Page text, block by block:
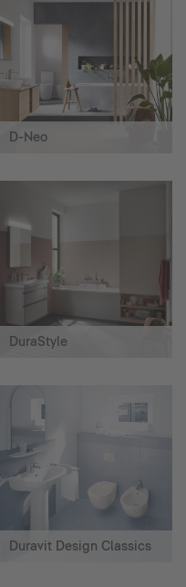
D-Neo
DuraStyle
Duravit Design Classics